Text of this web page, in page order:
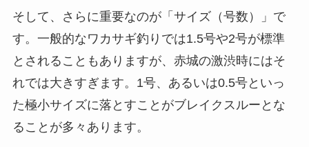
そして、さらに重要なのが「サイズ（号数）」で
す。一般的なワカサギ釣りでは1.5号や2号が標準
とされることもありますが、赤城の激渋時にはそ
れでは大きすぎます。 1号、あるいは0.5号といっ
た極小サイズに落とすことがブレイクスルーとな
ることが多々あります。